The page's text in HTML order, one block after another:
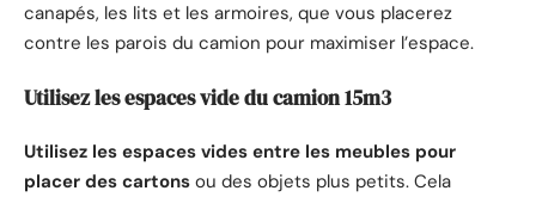
canapés, les lits et les armoires, que vous placerez
contre les parois du camion pour maximiser l’espace.
Utilisez les espaces vide du camion 15m3
Utilisez les espaces vides entre les meubles pour
placer des cartons ou des objets plus petits. Cela